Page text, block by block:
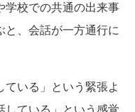
学校での共通の出来事
と、会話が一方通行に
いる」という緊張よ
している」という感覚